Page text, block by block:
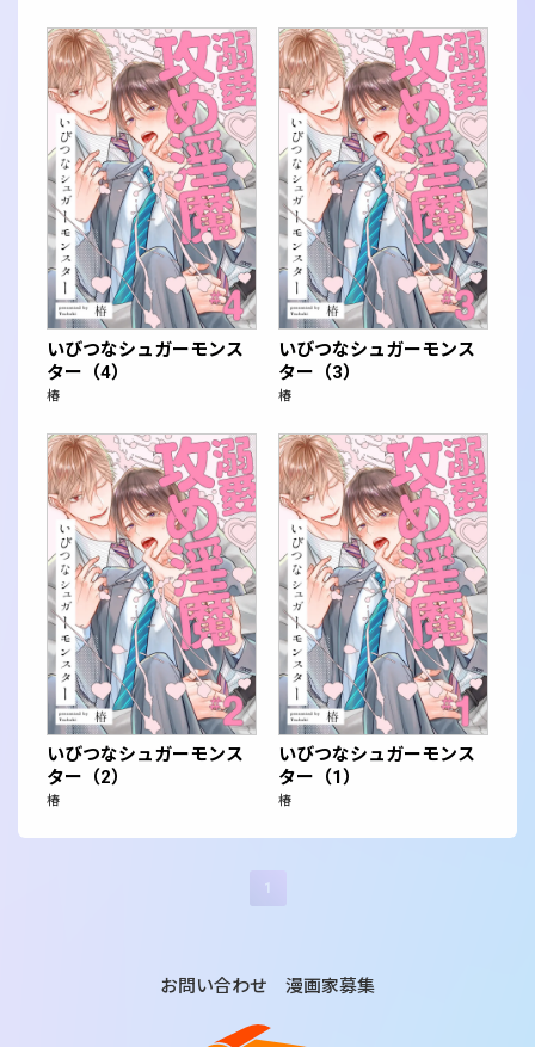
いびつなシュガーモンス
ター（4）
椿
いびつなシュガーモンス
ター（3）
椿
いびつなシュガーモンス
ター（2）
椿
いびつなシュガーモンス
ター（1）
椿
1
お問い合わせ 漫画家募集